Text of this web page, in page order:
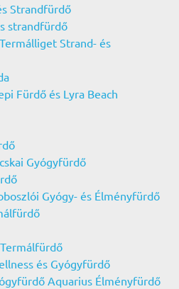
Strandfürdő
strandfürdő
Strand- és
Fürdő és Lyra Beach
Gyógyfürdő
Gyógy- és Élményfürdő
és Gyógyfürdő
Aquarius Élményfürdő